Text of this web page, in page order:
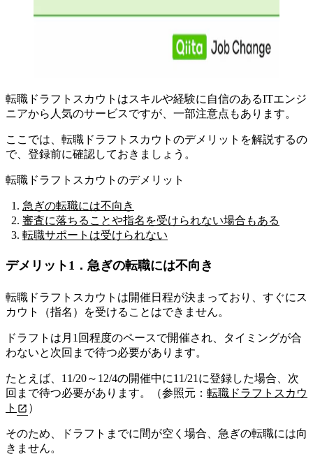
転職ドラフトスカウトはスキルや経験に自信のあるITエンジ
ニアから人気のサービスですが、一部注意点もあります。
ここでは、転職ドラフトスカウトのデメリットを解説するの
で、登録前に確認しておきましょう。
転職ドラフトスカウトのデメリット
急ぎの転職には不向き
審査に落ちることや指名を受けられない場合もある
転職サポートは受けられない
デメリット1．急ぎの転職には不向き
転職ドラフトスカウトは開催日程が決まっており、すぐにス
カウト（指名）を受けることはできません。
ドラフトは月1回程度のペースで開催され、
タイミングが合
わないと次回まで待つ必要があります。
たとえば、11/20～12/4の開催中に11/21に登録した場合、次
回まで待つ必要があります。（参照元： 転職ドラフトスカウ
ト
）
そのため、ドラフトまでに間が空く場合、急ぎの転職には向
きません。